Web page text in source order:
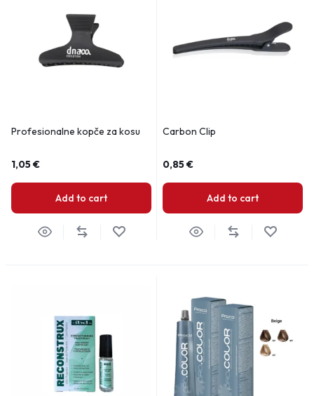
Profesionalne kopče za kosu
1,05€
Add to cart
Carbon Clip
0,85€
Add to cart